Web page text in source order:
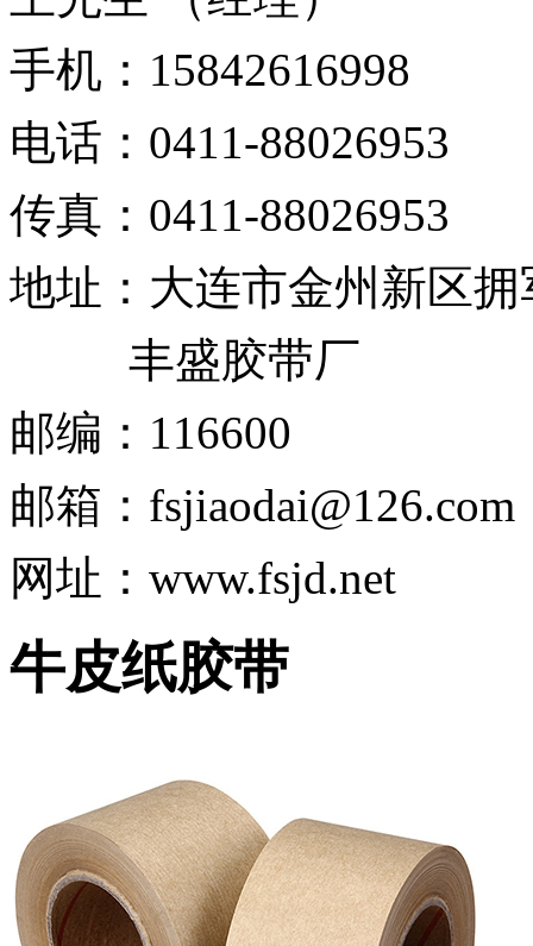
手机： 15842616998
电话： 0411-88026953
传真： 0411-88026953
地址： 大连市金州新区拥
丰盛胶带厂
邮编： 116600
邮箱： fsjiaodai@126.com
网址：www.fsjd.net
牛皮纸胶带